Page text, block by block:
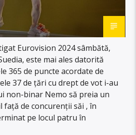
Eurovision 2024 sâmbătă,
este mai ales datorită
365 de puncte acordate de
37 de țări cu drept de vot i-au
non-binar Nemo să preia un
față de concurenții săi , în
pe locul patru în